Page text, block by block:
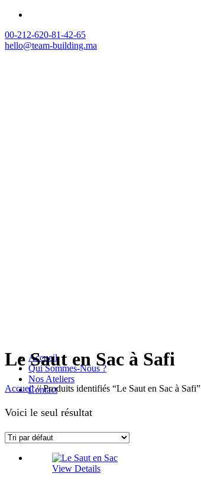
00-212-620-81-42-65
hello@team-building.ma
Accueil
Qui Sommes-Nous ?
Nos Ateliers
Contact
Le Saut en Sac à Safi
Accueil//Produits identifiés “Le Saut en Sac à Safi”
Voici le seul résultat
View Details